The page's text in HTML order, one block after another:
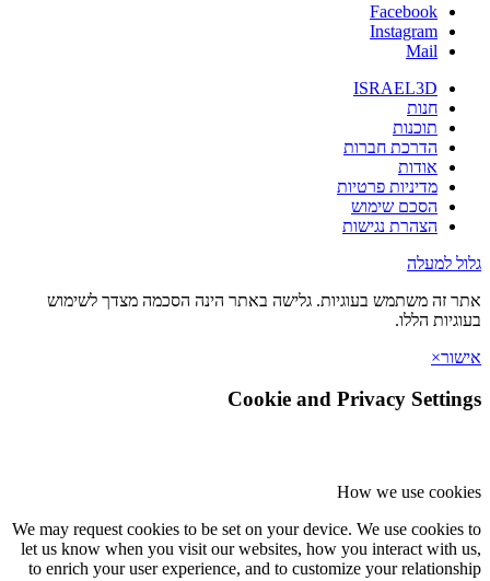
Facebook
Instagram
Mail
ISRAEL3D
חנות
תוכנות
הדרכת חברות
אודות
מדיניות פרטיות
הסכם שימוש
הצהרת נגישות
גלול למעלה
אתר זה משתמש בעוגיות. גלישה באתר הינה הסכמה מצדך לשימוש
בעוגיות הללו.
אישור×
Cookie and Privacy Settings
How we use cookies
We may request cookies to be set on your device. We use cookies to
let us know when you visit our websites, how you interact with us,
to enrich your user experience, and to customize your relationship